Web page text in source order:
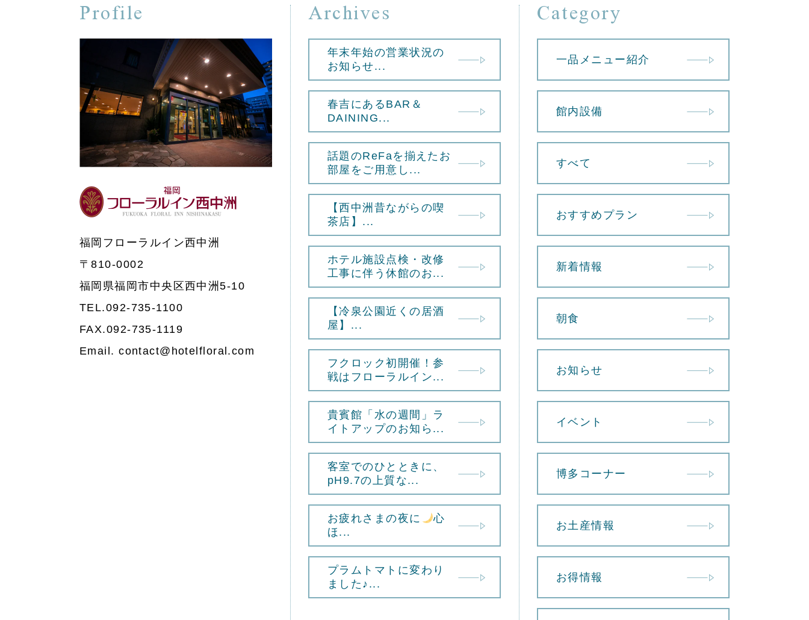
Profile
福岡フローラルイン西中洲
〒810-0002
福岡県福岡市中央区西中洲5-10
TEL.092-735-1100
FAX.092-735-1119
Email. contact@hotelfloral.com
Archives
年末年始の営業状況の
お知らせ...
春吉にあるBAR＆
DAINING...
話題のReFaを揃えたお
部屋をご用意し...
【西中洲昔ながらの喫
茶店】...
ホテル施設点検・改修
工事に伴う休館のお...
【冷泉公園近くの居酒
屋】...
フクロック初開催！参
戦はフローラルイン...
貴賓館「水の週間」ラ
イトアップのお知ら...
客室でのひとときに、
pH9.7の上質な...
お疲れさまの夜に
心
ほ...
プラムトマトに変わり
ました♪...
Category
一品メニュー紹介
館内設備
すべて
おすすめプラン
新着情報
朝食
お知らせ
イベント
博多コーナー
お土産情報
お得情報